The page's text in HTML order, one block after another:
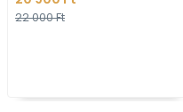
22 000 Ft